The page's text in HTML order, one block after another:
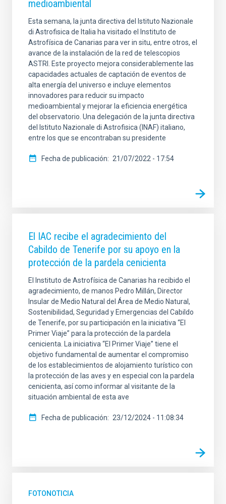
medioambiental
Esta semana, la junta directiva del Istituto Nazionale
di Astrofisica de Italia ha visitado el Instituto de
Astrofísica de Canarias para ver in situ, entre otros, el
avance de la instalación de la red de telescopios
ASTRI. Este proyecto mejora considerablemente las
capacidades actuales de captación de eventos de
alta energía del universo e incluye elementos
innovadores para reducir su impacto
medioambiental y mejorar la eficiencia energética
del observatorio. Una delegación de la junta directiva
del Istituto Nazionale di Astrofisica (INAF) italiano,
entre los que se encontraban su presidente
Fecha de publicación 21/07/2022 - 17:54
El IAC recibe el agradecimiento del
Cabildo de Tenerife por su apoyo en la
protección de la pardela cenicienta
El Instituto de Astrofísica de Canarias ha recibido el
agradecimiento, de manos Pedro Millán, Director
Insular de Medio Natural del Área de Medio Natural,
Sostenibilidad, Seguridad y Emergencias del Cabildo
de Tenerife, por su participación en la iniciativa “El
Primer Viaje” para la protección de la pardela
cenicienta. La iniciativa “El Primer Viaje” tiene el
objetivo fundamental de aumentar el compromiso
de los establecimientos de alojamiento turístico con
la protección de las aves y en especial con la pardela
cenicienta, así como informar al visitante de la
situación ambiental de esta ave
Fecha de publicación 23/12/2024 - 11:08:34
FOTONOTICIA